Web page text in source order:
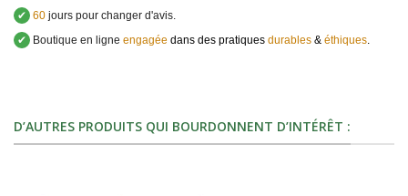
✔ 60 jours pour changer d'avis.
✔
Boutique en ligne engagée dans des pratiques durables & éthiques.
D’AUTRES PRODUITS QUI BOURDONNENT D’INTÉRÊT :